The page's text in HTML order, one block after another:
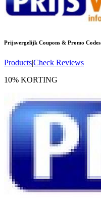
Prijsvergelijk Coupons & Promo Codes
Products|Check Reviews
10% KORTING